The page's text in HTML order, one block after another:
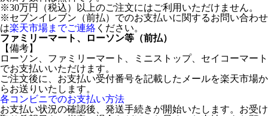
※30万円（税込）以上のご注文にはご利用いただけません。
※セブンイレブン（前払）でのお支払いに関するお問い合わせ
は楽天市場までご連絡 ください。
ファミリーマート、ローソン等（前払）
【備考】
ローソン、ファミリーマート、ミニストップ、セイコーマート
でお支払いいただけます。
ご注文後に、お支払い受付番号を記載したメールを楽天市場か
らお送りいたします。
各コンビニでのお支払い方法
お支払い状況の確認後、発送手続きが開始いたします。お受け